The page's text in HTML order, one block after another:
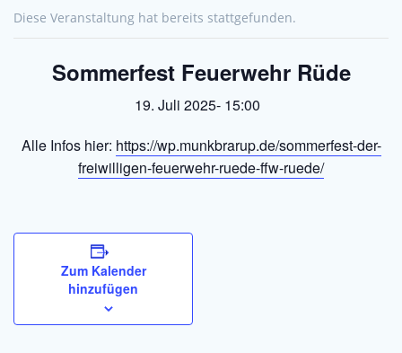
Diese Veranstaltung hat bereits stattgefunden.
Sommerfest Feuerwehr Rüde
19. Juli 2025- 15:00
Alle Infos hier: https://wp.munkbrarup.de/sommerfest-der-
freiwilligen-feuerwehr-ruede-ffw-ruede/
Zum Kalender
hinzufügen